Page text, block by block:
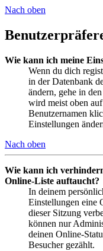
Nach oben
Wie kann ich meine
Wenn du dich
in der Datenbank
ändern, gehe in
wird meist oben
Benutzernamen
Einstellungen
Nach oben
Wie kann ich
Online-Liste auftaucht?
In deinem
Einstellungen eine
dieser Sitzung
können nur
deinen Online-
Besucher gezählt.